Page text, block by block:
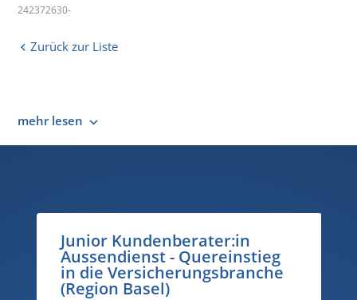
242372630-
Zurück zur Liste
mehr lesen
Logistiker EFZ 100% (m/w/d) -
du denkst in Paletten, wir in
beruflichen Möglichkeiten,
zu Dir passen...